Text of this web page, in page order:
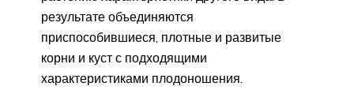
результате объединяются
приспособившиеся, плотные и развитые
корни и куст с подходящими
характеристиками плодоношения.